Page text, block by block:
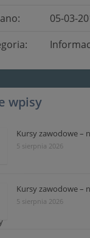
05-03-
wpisy
Kursy zawodowe –
5 sierpnia 2026
Kursy zawodowe –
5 sierpnia 2026